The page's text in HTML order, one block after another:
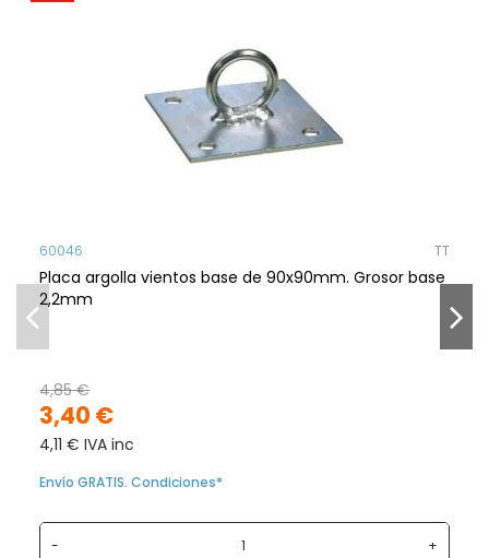
60046 TT
Placa argolla vientos base de 90x90mm. Grosor base
2,2mm
3,40 €
4,85 €
4,11 € IVA inc
Envío GRATIS. Condiciones*
- +